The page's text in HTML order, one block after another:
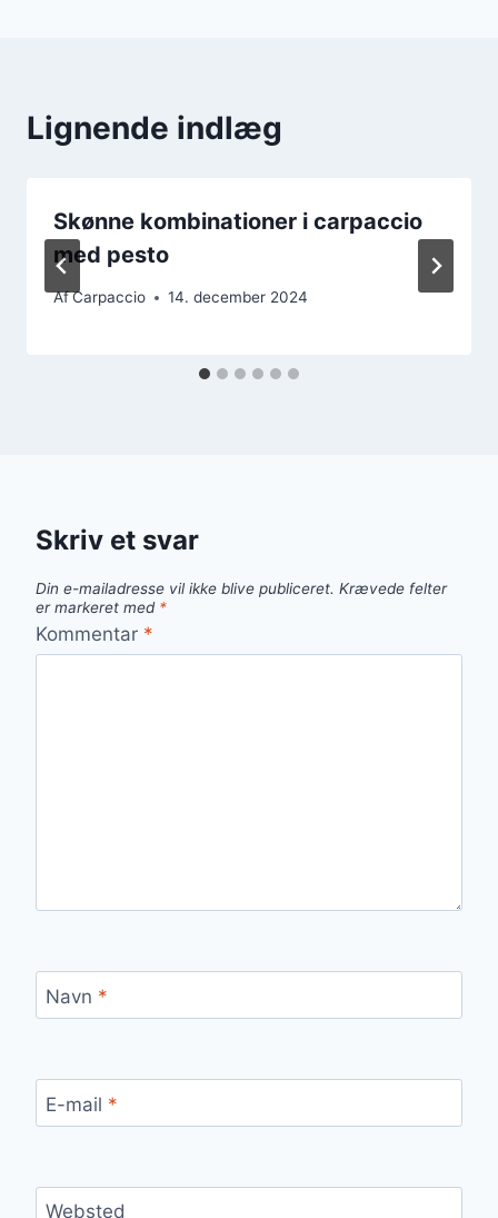
Lignende indlæg
Skønne kombinationer i carpaccio
med pesto
AfCarpaccio 14. december 2024
Skriv et svar
Din e-mailadresse vil ikke blive publiceret. Krævede felter
er markeret med *
Kommentar *
Navn *
E-mail *
Websted